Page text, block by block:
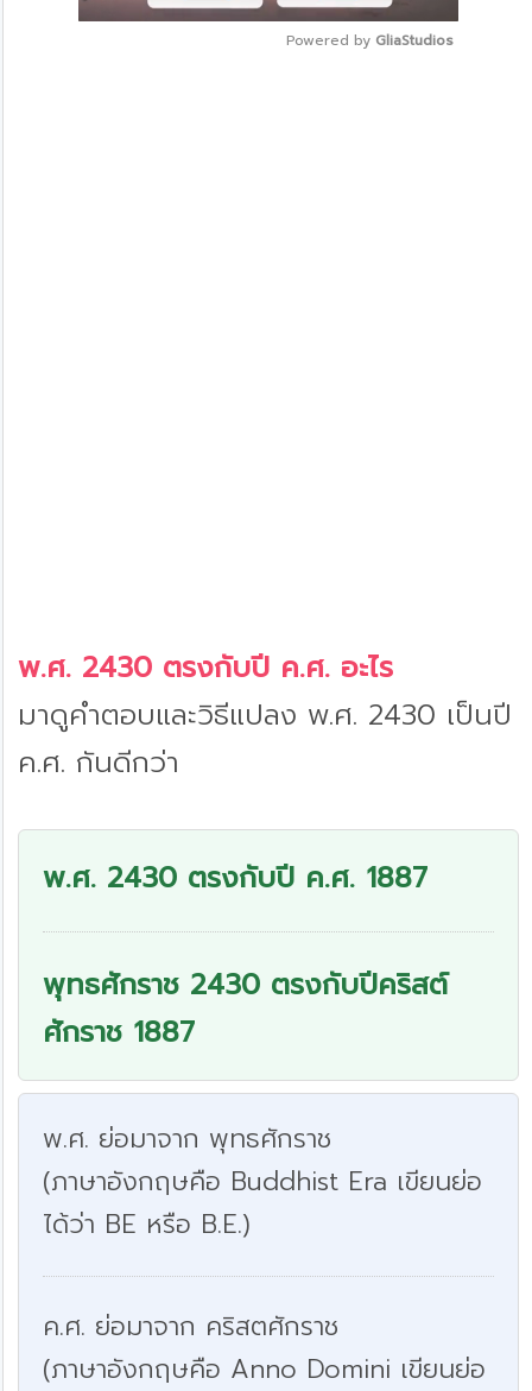
Powered by GliaStudios
พ.ศ. 2430 ตรงกับปี ค.ศ. อะไร
มาดูคำตอบและวิธีแปลง พ.ศ. 2430 เป็นปี
ค.ศ. กันดีกว่า
พ.ศ. 2430 ตรงกับปี ค.ศ. 1887
พุทธศักราช 2430 ตรงกับปีคริสต์
ศักราช 1887
พ.ศ. ย่อมาจาก พุทธศักราช
(ภาษาอังกฤษคือ Buddhist Era เขียนย่อ
ได้ว่า BE หรือ B.E.)
ค.ศ. ย่อมาจาก คริสตศักราช
(ภาษาอังกฤษคือ Anno Domini เขียนย่อ